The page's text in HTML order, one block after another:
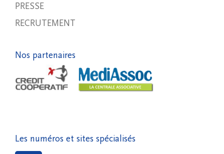
PRESSE
RECRUTEMENT
Nos partenaires
Les numéros et sites spécialisés